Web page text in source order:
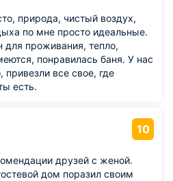
природа, чистый воздух,
по мне просто идеальные.
проживания, тепло,
понравилась баня. У нас
все свое, где
есть.
10
друзей с женой.
дом поразил своим